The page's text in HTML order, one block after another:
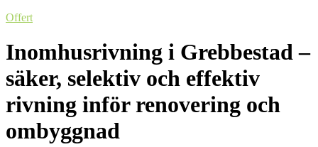
Offert
Inomhusrivning i Grebbestad –
säker, selektiv och effektiv
rivning inför renovering och
ombyggnad